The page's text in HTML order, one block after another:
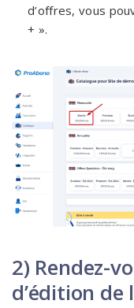
d’offres, vous
+ ».
2) Rendez-
d’édition de